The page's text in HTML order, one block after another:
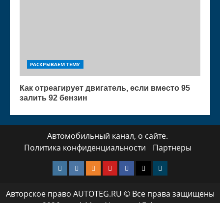
РАСКРЫВАЕМ ТЕМУ
Как отреагирует двигатель, если вместо 95
залить 92 бензин
Автомобильный канал, о сайте.
Политика конфиденциальности
Партнеры
Instagram
VK Одноклассники
YotubeFacebook
TwitterТелеграмм
Авторское право AUTOTEG.RU © Все права защищены